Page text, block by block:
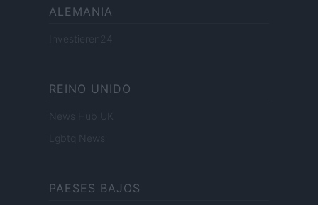
ALEMANIA
Investieren24
REINO UNIDO
News Hub UK
Lgbtq News
PAESES BAJOS